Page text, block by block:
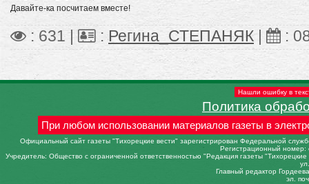
Давайте-ка посчитаем вместе!
: 631 | :Регина_СТЕПАНЯК :
Нашли ошибку в
Политика
При любом использовании материалов газеты в
Официальный сайт газеты "Тихорецкие вести" зарегистрирован Федеральной
Регистрационный
Учредитель: Общество с ограниченной ответственностью "Редакция газеты
Главный редактор
эл.